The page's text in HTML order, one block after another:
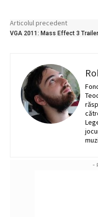
Articolul precedent
VGA 2011: Mass Effect 3 Trailer
-